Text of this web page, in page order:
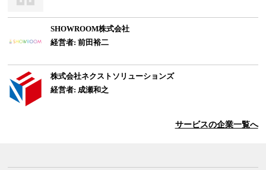
SHOWROOM株式会社
経営者: 前田裕二
株式会社ネクストソリューションズ
経営者: 成瀬和之
サービスの企業一覧へ